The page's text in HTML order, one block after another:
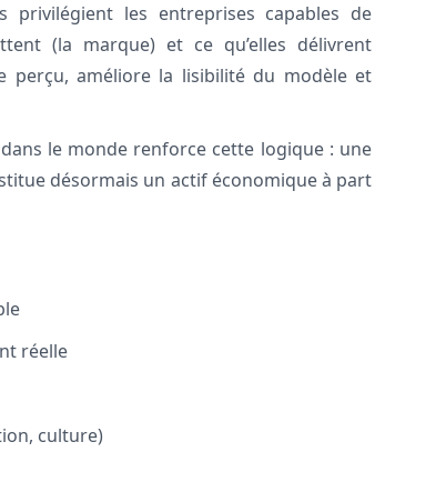
privilégient les entreprises capables de
(la marque) et ce qu’elles délivrent
perçu, améliore la lisibilité du modèle et
le monde renforce cette logique : une
désormais un actif économique à part
réelle
culture)